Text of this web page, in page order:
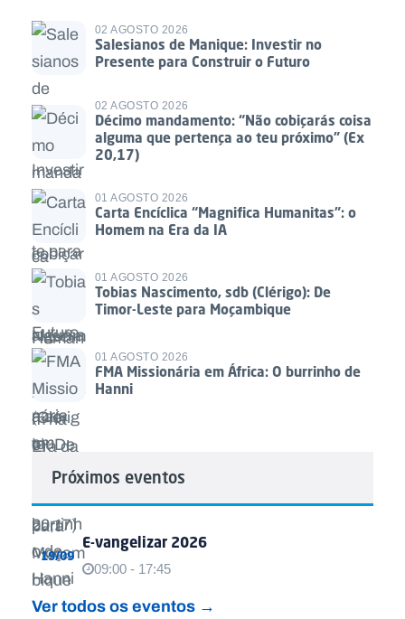
02 AGOSTO 2026
Salesianos de Manique: Investir no
Presente para Construir o Futuro
02 AGOSTO 2026
Décimo mandamento: “Não cobiçarás coisa
alguma que pertença ao teu próximo” (Ex
20,17)
01 AGOSTO 2026
Carta Encíclica “Magnifica Humanitas”: o
Homem na Era da IA
01 AGOSTO 2026
Tobias Nascimento, sdb (Clérigo): De
Timor-Leste para Moçambique
01 AGOSTO 2026
FMA Missionária em África: O burrinho de
Hanni
Próximos eventos
19/09
E-vangelizar 2026
09:00 - 17:45
Ver todos os eventos →